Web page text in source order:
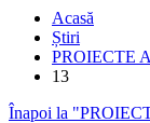
Acasă
Știri
PROIECTE
13
Înapoi la